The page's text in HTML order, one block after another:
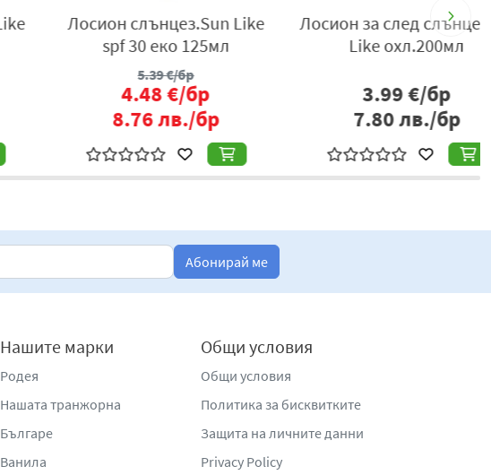
Лосион слънцез.Sun Like
spf 30 еко 125мл
€/бр
4.48€/бр
8.76лв./бр
Лосион за след слънце Sun
Like охл.200мл
3.99€/бр
7.80лв./бр
Абонирай ме
Нашите марки
Родея
Нашата транжорна
Българе
Ванила
Общи условия
Общи условия
Политика за бисквитките
Защита на личните данни
Privacy Policy